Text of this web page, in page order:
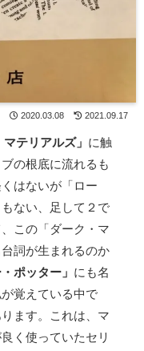
2020.03.08 2021.09.17
マテリアルズ」 に触
の根底に流れるも
はないが「ロー
ない、足して２で
この「ダーク・マ
詞が生まれるのか
ポッター」 にも名
覚えている中で
ます。これは、マ
く使っていたセリ